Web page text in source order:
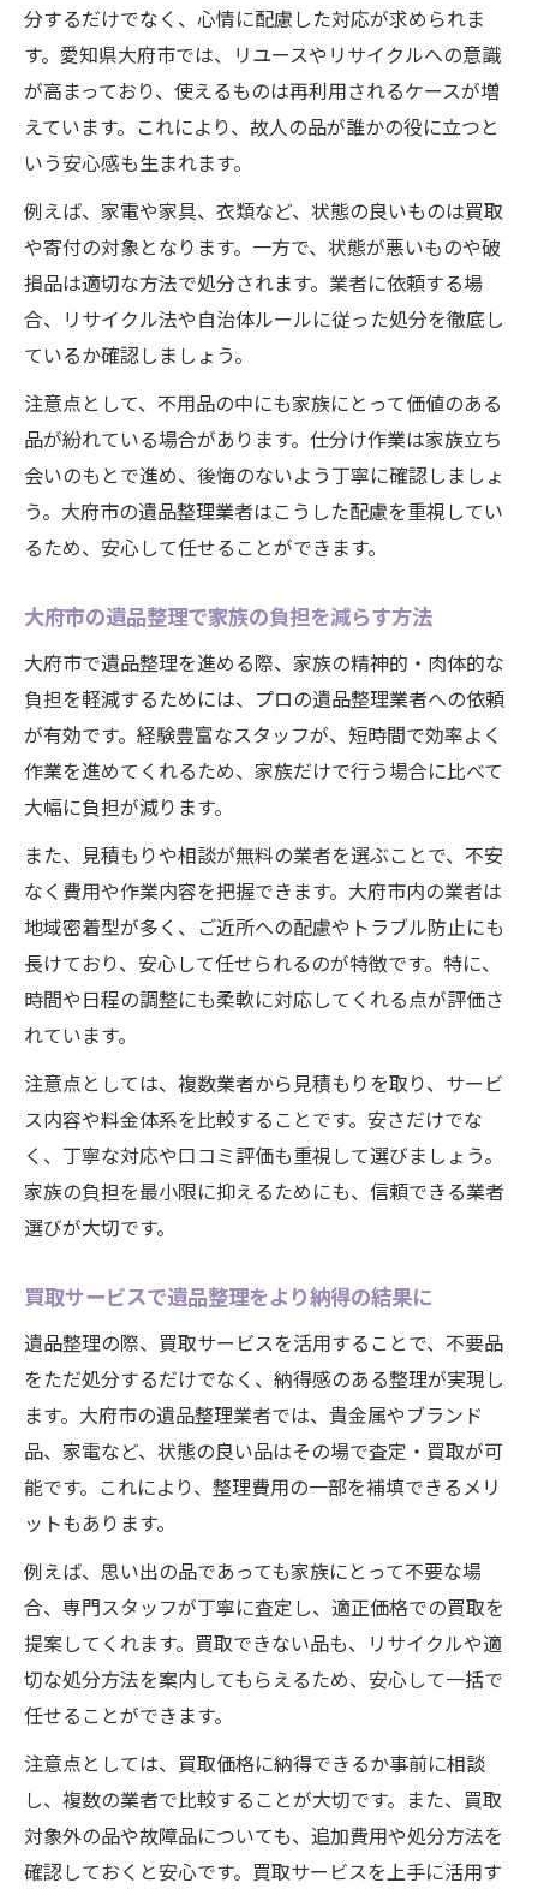
分するだけでなく、心情に配慮した対応が求められま
す。愛知県大府市では、リユースやリサイクルへの意識
が高まっており、使えるものは再利用されるケースが増
えています。これにより、故人の品が誰かの役に立つと
いう安心感も生まれます。
例えば、家電や家具、衣類など、状態の良いものは買取
や寄付の対象となります。一方で、状態が悪いものや破
損品は適切な方法で処分されます。業者に依頼する場
合、リサイクル法や自治体ルールに従った処分を徹底し
ているか確認しましょう。
注意点として、不用品の中にも家族にとって価値のある
品が紛れている場合があります。仕分け作業は家族立ち
会いのもとで進め、後悔のないよう丁寧に確認しましょ
う。大府市の遺品整理業者はこうした配慮を重視してい
るため、安心して任せることができます。
大府市の遺品整理で家族の負担を減らす方法
大府市で遺品整理を進める際、家族の精神的・肉体的な
負担を軽減するためには、プロの遺品整理業者への依頼
が有効です。経験豊富なスタッフが、短時間で効率よく
作業を進めてくれるため、家族だけで行う場合に比べて
大幅に負担が減ります。
また、見積もりや相談が無料の業者を選ぶことで、不安
なく費用や作業内容を把握できます。大府市内の業者は
地域密着型が多く、ご近所への配慮やトラブル防止にも
長けており、安心して任せられるのが特徴です。特に、
時間や日程の調整にも柔軟に対応してくれる点が評価さ
れています。
注意点としては、複数業者から見積もりを取り、サービ
ス内容や料金体系を比較することです。安さだけでな
く、丁寧な対応や口コミ評価も重視して選びましょう。
家族の負担を最小限に抑えるためにも、信頼できる業者
選びが大切です。
買取サービスで遺品整理をより納得の結果に
遺品整理の際、買取サービスを活用することで、不要品
をただ処分するだけでなく、納得感のある整理が実現し
ます。大府市の遺品整理業者では、貴金属やブランド
品、家電など、状態の良い品はその場で査定・買取が可
能です。これにより、整理費用の一部を補填できるメリ
ットもあります。
例えば、思い出の品であっても家族にとって不要な場
合、専門スタッフが丁寧に査定し、適正価格での買取を
提案してくれます。買取できない品も、リサイクルや適
切な処分方法を案内してもらえるため、安心して一括で
任せることができます。
注意点としては、買取価格に納得できるか事前に相談
し、複数の業者で比較することが大切です。また、買取
対象外の品や故障品についても、追加費用や処分方法を
確認しておくと安心です。買取サービスを上手に活用す